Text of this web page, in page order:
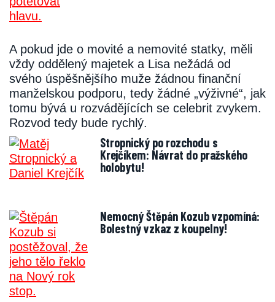
A pokud jde o movité a nemovité statky, měli
vždy oddělený majetek a Lisa nežádá od
svého úspěšnějšího muže žádnou finanční
manželskou podporu, tedy žádné „výživné“, jak
tomu bývá u rozvádějících se celebrit zvykem.
Rozvod tedy bude rychlý.
Stropnický po rozchodu s
Krejčíkem: Návrat do pražského
holobytu!
Nemocný Štěpán Kozub vzpomíná:
Bolestný vzkaz z koupelny!